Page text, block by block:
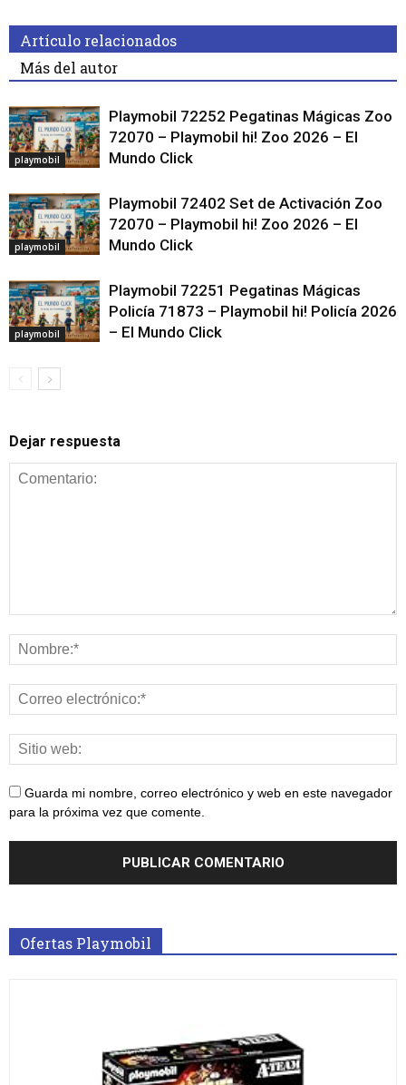
Artículo relacionados
Más del autor
playmobil
Playmobil 72252 Pegatinas Mágicas Zoo
72070 – Playmobil hi! Zoo 2026 – El
Mundo Click
playmobil
Playmobil 72402 Set de Activación Zoo
72070 – Playmobil hi! Zoo 2026 – El
Mundo Click
playmobil
Playmobil 72251 Pegatinas Mágicas
Policía 71873 – Playmobil hi! Policía 2026
– El Mundo Click
Dejar respuesta
Guarda mi nombre, correo electrónico y web en este navegador
para la próxima vez que comente.
Ofertas Playmobil